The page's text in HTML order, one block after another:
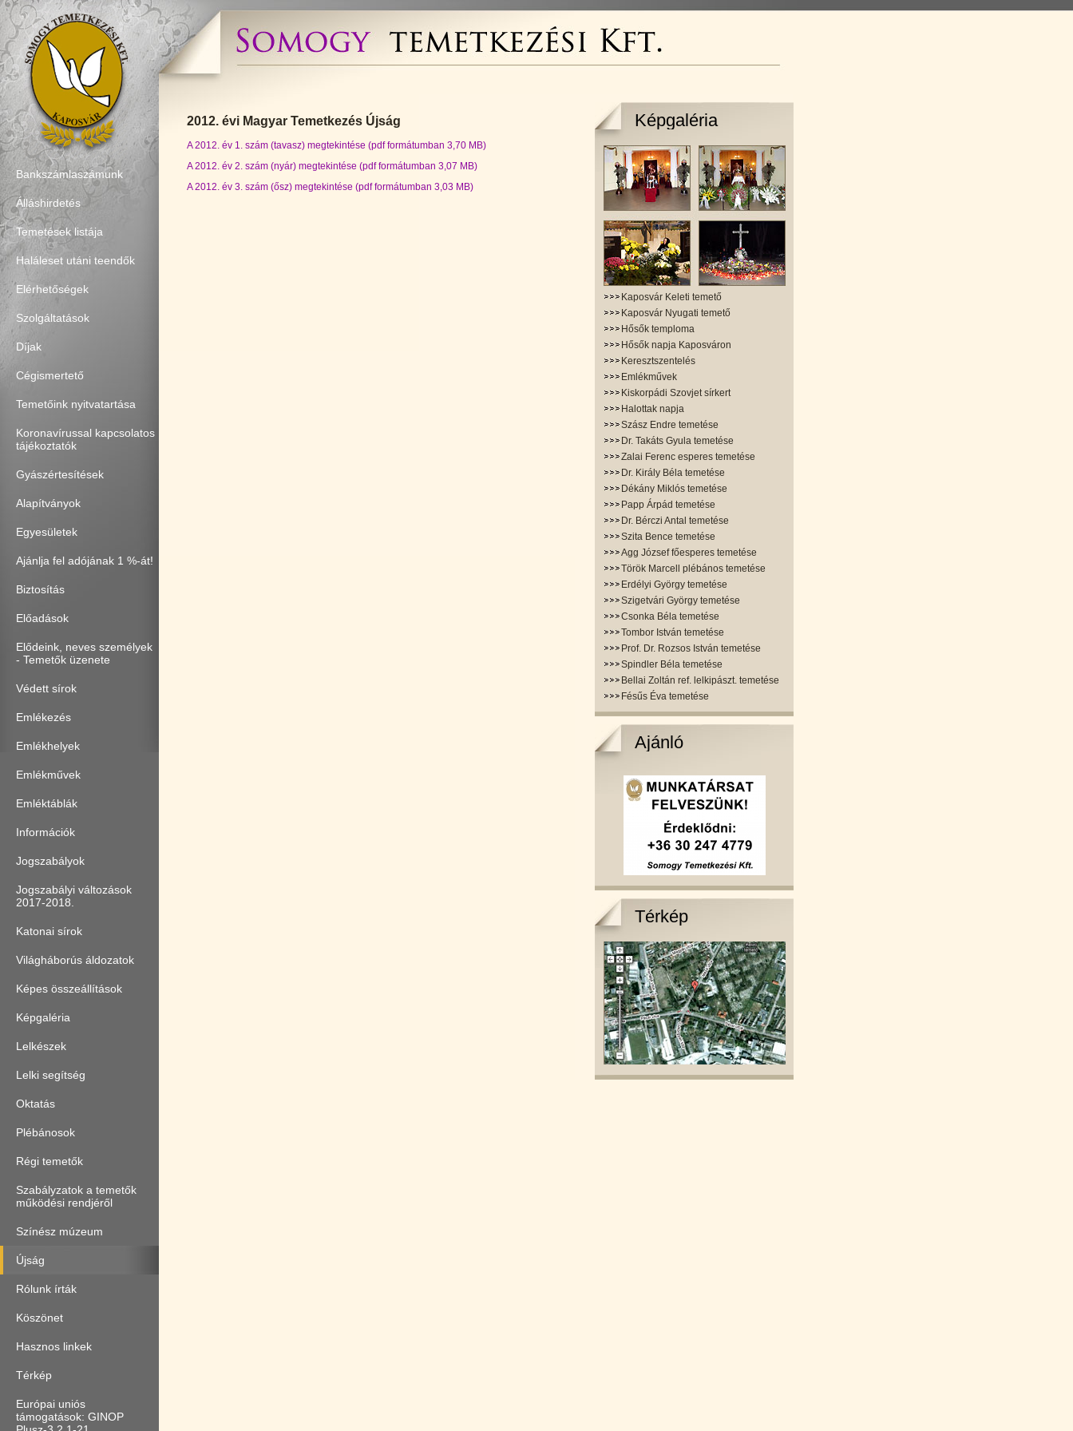
Bankszámlaszámunk
Álláshirdetés
Temetések listája
Haláleset utáni teendők
Elérhetőségek
Szolgáltatások
Díjak
Cégismertető
Temetőink nyitvatartása
Koronavírussal kapcsolatos
tájékoztatók
Gyászértesítések
Alapítványok
Egyesületek
Ajánlja fel adójának 1 %-át!
Biztosítás
Előadások
Elődeink, neves személyek
- Temetők üzenete
Védett sírok
Emlékezés
Emlékhelyek
Emlékművek
Emléktáblák
Információk
Jogszabályok
Jogszabályi változások
2017-2018.
Katonai sírok
Világháborús áldozatok
Képes összeállítások
Képgaléria
Lelkészek
Lelki segítség
Oktatás
Plébánosok
Régi temetők
Szabályzatok a temetők
működési rendjéről
Színész múzeum
Újság
Rólunk írták
Köszönet
Hasznos linkek
Térkép
Európai uniós
támogatások: GINOP
2012. évi Magyar Temetkezés Újság
A 2012. év 1. szám (tavasz) megtekintése (pdf formátumban 3,70 MB)
A 2012. év 2. szám (nyár) megtekintése (pdf formátumban 3,07 MB)
A 2012. év 3. szám (ősz) megtekintése (pdf formátumban 3,03 MB)
Képgaléria
Kaposvár Keleti temető
Kaposvár Nyugati temető
Hősők temploma
Hősők napja Kaposváron
Keresztszentelés
Emlékművek
Kiskorpádi Szovjet sírkert
Halottak napja
Szász Endre temetése
Dr. Takáts Gyula temetése
Zalai Ferenc esperes temetése
Dr. Király Béla temetése
Dékány Miklós temetése
Papp Árpád temetése
Dr. Bérczi Antal temetése
Szita Bence temetése
Agg József főesperes temetése
Török Marcell plébános temetése
Erdélyi György temetése
Szigetvári György temetése
Csonka Béla temetése
Tombor István temetése
Prof. Dr. Rozsos István temetése
Spindler Béla temetése
Bellai Zoltán ref. lelkipászt. temetése
Fésűs Éva temetése
Ajánló
Térkép